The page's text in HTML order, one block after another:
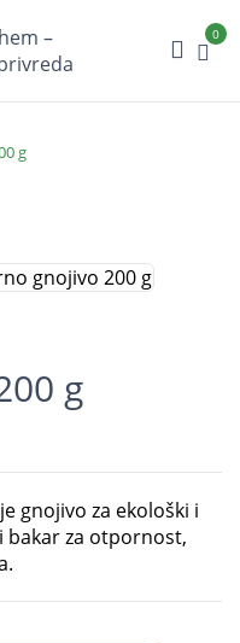
0
g
g
gnojivo za ekološki i
bakar za otpornost,